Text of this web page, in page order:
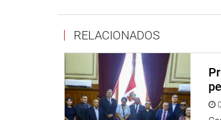
La funcionaria de Gestión Fiscal de
observación al último párrafo del
Informático para el Registro
El artículo en mención brinda esta
Órganos de Control Institucional,
funcionaria los documentos de
RELACIONADOS